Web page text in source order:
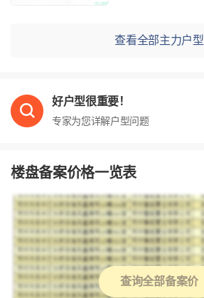
查看全部主力户型
好户型很重要！
专家为您详解户型问题
楼盘备案价格一览表
查询全部备案价